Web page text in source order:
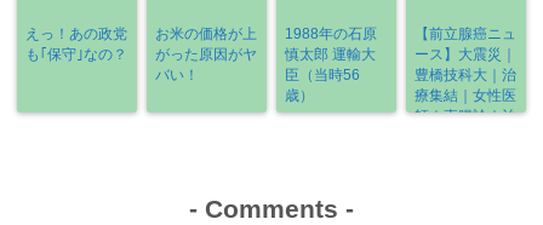
えっ！あの政党
も｢保守｣なの？
お米の価格が上
がった原因がヤ
バい！
1988年の石原
慎太郎 運輸大
臣（当時56
歳）
【前立腺癌ニュ
ース】大震災｜
豊橋技科大｜治
療集結｜女性医
師｜直腸診｜治
- Comments -